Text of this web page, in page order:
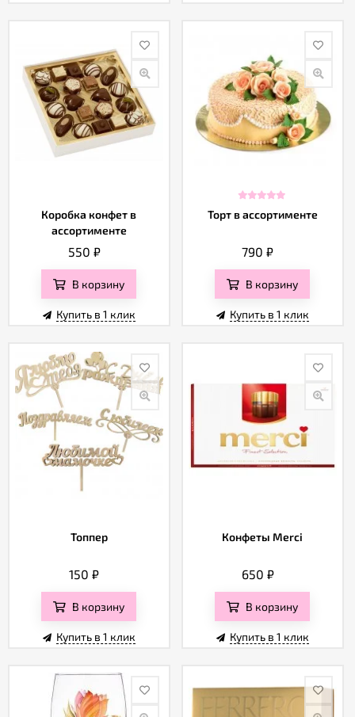
Коробка конфет в
ассортименте
550 ₽
В корзину
Купить в 1 клик
Торт в ассортименте
790₽
В корзину
Купить в 1 клик
Топпер
150₽
В корзину
Купить в 1 клик
Конфеты Merci
650 ₽
В корзину
Купить в 1 клик